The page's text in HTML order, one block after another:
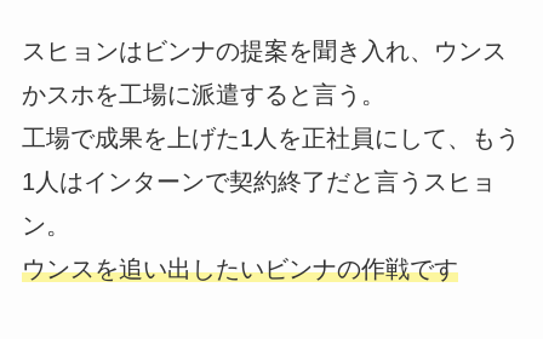
スヒョンはビンナの提案を聞き入れ、ウンス
かスホを工場に派遣すると言う。
工場で成果を上げた1人を正社員にして、もう
1人はインターンで契約終了だと言うスヒョ
ン。
ウンスを追い出したいビンナの作戦です